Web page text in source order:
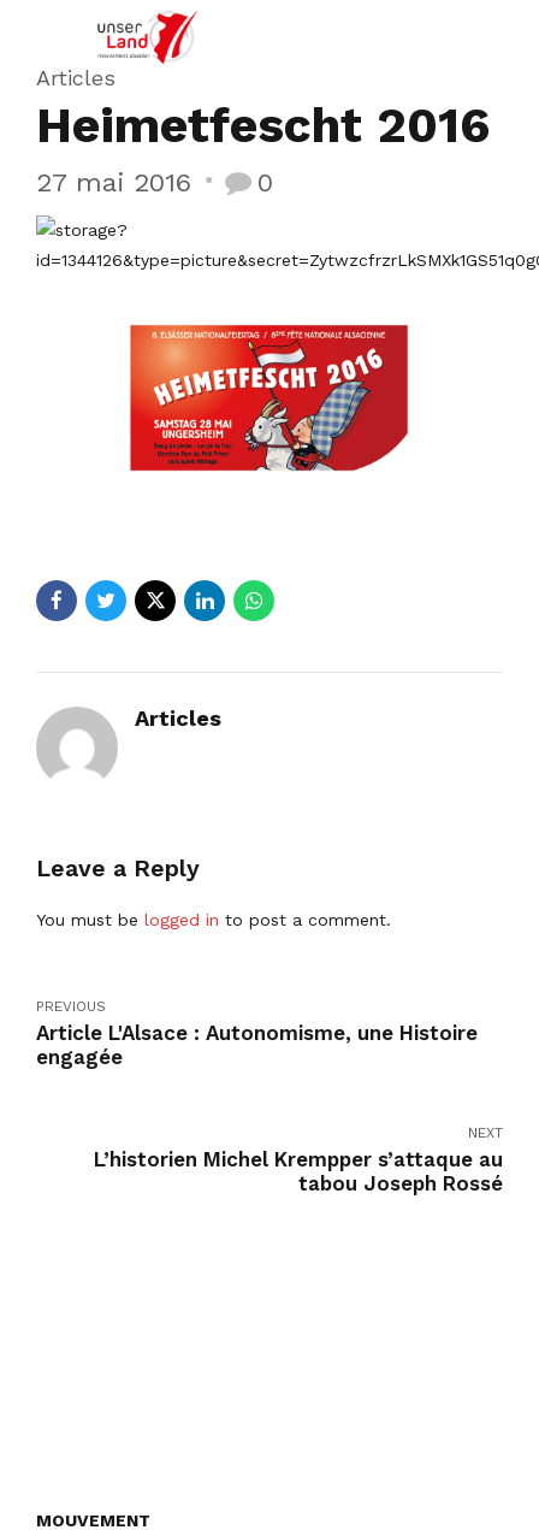
Articles
Heimetfescht 2016
27 mai 2016 0
Articles
Leave a Reply
You must be logged in to post a comment.
PREVIOUS
Article L'Alsace : Autonomisme, une Histoire
engagée
NEXT
L’historien Michel Krempper s’attaque au
tabou Joseph Rossé
MOUVEMENT